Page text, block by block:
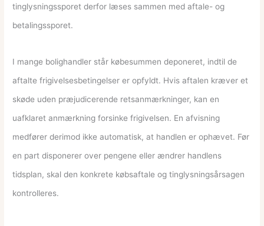
tinglysningssporet derfor læses sammen med aftale- og
betalingssporet.
I mange bolighandler står købesummen deponeret, indtil de
aftalte frigivelsesbetingelser er opfyldt. Hvis aftalen kræver et
skøde uden præjudicerende retsanmærkninger, kan en
uafklaret anmærkning forsinke frigivelsen. En afvisning
medfører derimod ikke automatisk, at handlen er ophævet. Før
en part disponerer over pengene eller ændrer handlens
tidsplan, skal den konkrete købsaftale og tinglysningsårsagen
kontrolleres.